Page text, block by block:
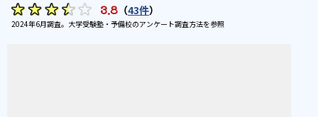
3.8 （43件）
2024年6月調査。 大学受験塾・予備校のアンケート調査方法を参照